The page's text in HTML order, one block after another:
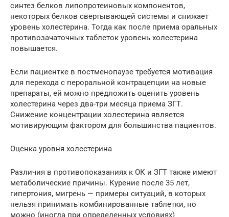
синтез белков липопротеиновых компонентов,
некоторых белков свертывающей системы и снижает
уровень холестерина. Тогда как после приема оральных
противозачаточных таблеток уровень холестерина
повышается.
Если пациентке в постменопаузе требуется мотивация
для перехода с пероральной контрацепции на новые
препараты, ей можно предложить оценить уровень
холестерина через два-три месяца приема ЗГТ.
Снижение концентрации холестерина является
мотивирующим фактором для большинства пациентов.
Оценка уровня холестерина
Различия в противопоказаниях к ОК и ЗГТ также имеют
метаболические причины. Курение после 35 лет,
гипертония, мигрень — примеры ситуаций, в которых
нельзя принимать комбинированные таблетки, но
можно (иногда при определенных условиях)